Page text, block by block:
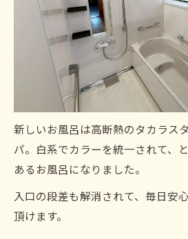
新しいお風呂は高断熱のタカラス
パ。白系でカラーを統一されて、
あるお風呂になりました。
入口の段差も解消されて、毎日安
頂けます。